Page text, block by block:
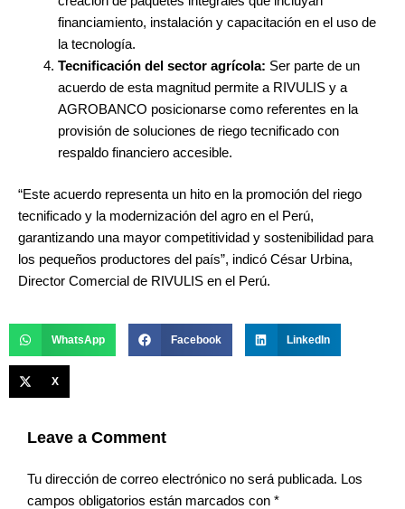
financiamiento, instalación y capacitación en el uso de
la tecnología.
Tecnificación del sector agrícola: Ser parte de un
acuerdo de esta magnitud permite a RIVULIS y a
AGROBANCO posicionarse como referentes en la
provisión de soluciones de riego tecnificado con
respaldo financiero accesible.
“Este acuerdo representa un hito en la promoción del riego
tecnificado y la modernización del agro en el Perú,
garantizando una mayor competitividad y sostenibilidad para
los pequeños productores del país”, indicó César Urbina,
Director Comercial de RIVULIS en el Perú.
WhatsApp Facebook LinkedIn
X
Leave a Comment
Tu dirección de correo electrónico no será publicada. Los
campos obligatorios están marcados con *